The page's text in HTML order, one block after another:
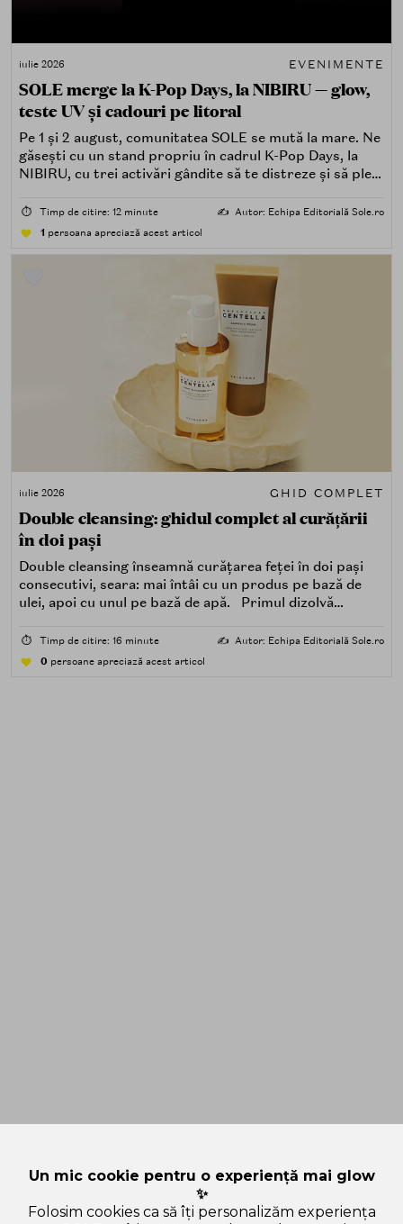
iulie 2026 EVENIMENTE
SOLE merge la K-Pop Days, la NIBIRU — glow,
teste UV și cadouri pe litoral
Pe 1 și 2 august, comunitatea SOLE se mută la mare. Ne
găsești cu un stand propriu în cadrul K-Pop Days, la
NIBIRU, cu trei activări gândite să te distreze și să pleci
⏱️ Timp de citire: 12 minute ✍️ Autor: Echipa Editorială Sole.ro
1 persoana apreciază acest articol
iulie 2026 GHID COMPLET
Double cleansing: ghidul complet al curățării
în doi pași
Double cleansing înseamnă curățarea feței în doi pași
consecutivi, seara: mai întâi cu un produs pe bază de
ulei, apoi cu unul pe bază de apă. Primul dizolvă
poluare. Al doilea îndepărtează impuritățile solubile în
⏱️ Timp de citire: 16 minute ✍️ Autor: Echipa Editorială Sole.ro
0 persoane apreciază acest articol
Un mic cookie pentru o experiență mai glow
✨
Folosim cookies ca să îți personalizăm experiența